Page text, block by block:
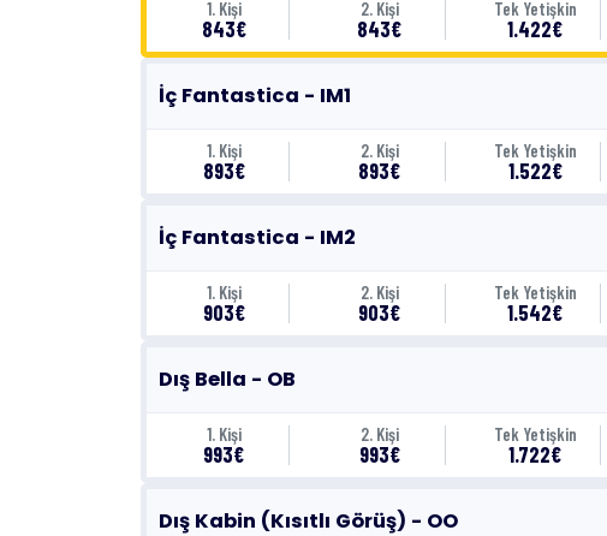
1. Kişi
843€
2. Kişi
843€
Tek Yetişkin
1.422€
İç Fantastica - IM1
1. Kişi
893€
2. Kişi
893€
Tek Yetişkin
1.522€
İç Fantastica - IM2
1. Kişi
903€
2. Kişi
903€
Tek Yetişkin
1.542€
Dış Bella - OB
1. Kişi
993€
2. Kişi
993€
Tek Yetişkin
1.722€
Dış Kabin (Kısıtlı Görüş) - OO